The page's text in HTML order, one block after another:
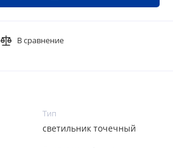
В сравнение
Тип
светильник точечный